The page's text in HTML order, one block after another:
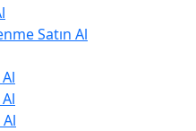
Satın Al